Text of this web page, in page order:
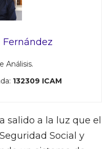
Fernández
Análisis.
132309 ICAM
salido a la luz que el
Social y